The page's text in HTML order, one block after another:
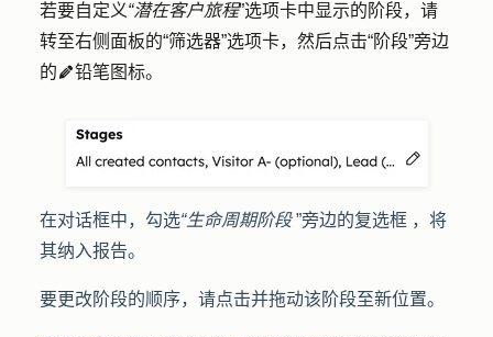
若要自定义“潜在客户旅程”选项卡中显示的阶段，请
转至右侧面板的“筛选器”选项卡，然后点击“阶段”旁边
的edit铅笔图标。
在对话框中，勾选“生命周期阶段”旁边的复选框 ，将
其纳入报告。
要更改阶段的顺序，请点击并拖动该阶段至新位置。